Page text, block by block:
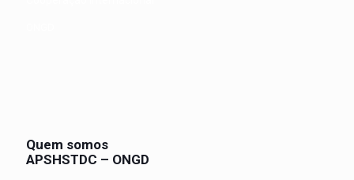
Quem somos
APSHSTDC – ONGD